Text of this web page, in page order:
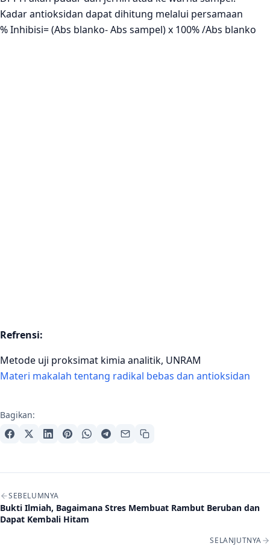
Kadar antioksidan dapat dihitung melalui persamaan
% Inhibisi= (Abs blanko- Abs sampel) x 100% /Abs blanko
Refrensi:
Metode uji proksimat kimia analitik, UNRAM
Materi makalah tentang radikal bebas dan antioksidan
Bagikan:
Navigasi artikel
SEBELUMNYA
Bukti Ilmiah, Bagaimana Stres Membuat Rambut Beruban dan
Dapat Kembali Hitam
SELANJUTNYA